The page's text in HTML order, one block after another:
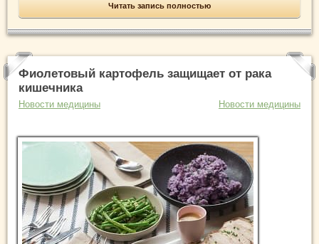
Читать запись полностью
Фиолетовый картофель защищает от рака
кишечника
Новости медицины Новости медицины